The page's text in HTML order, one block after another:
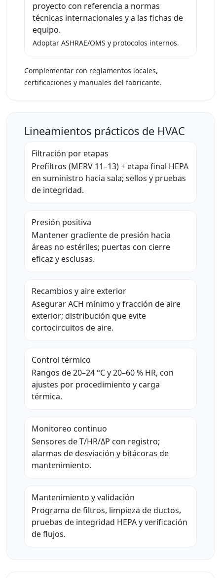
proyecto con referencia a normas
técnicas internacionales y a las fichas de
equipo.
Adoptar ASHRAE/OMS y protocolos internos.
Complementar con reglamentos locales,
certificaciones y manuales del fabricante.
Lineamientos prácticos de HVAC
Filtración por etapas
Prefiltros (MERV 11–13) + etapa final HEPA
en suministro hacia sala; sellos y pruebas
de integridad.
Presión positiva
Mantener gradiente de presión hacia
áreas no estériles; puertas con cierre
eficaz y esclusas.
Recambios y aire exterior
Asegurar ACH mínimo y fracción de aire
exterior; distribución que evite
cortocircuitos de aire.
Control térmico
Rangos de 20–24 °C y 20–60 % HR, con
ajustes por procedimiento y carga
térmica.
Monitoreo continuo
Sensores de T/HR/ΔP con registro;
alarmas de desviación y bitácoras de
mantenimiento.
Mantenimiento y validación
Programa de filtros, limpieza de ductos,
pruebas de integridad HEPA y verificación
de flujos.